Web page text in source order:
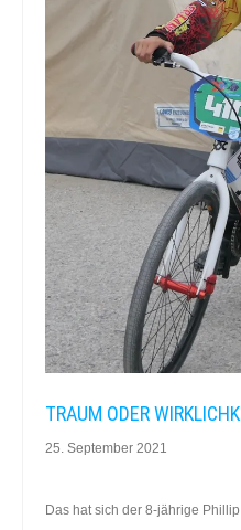
TRAUM ODER
25. September 2021
Das hat sich der 8-jährige